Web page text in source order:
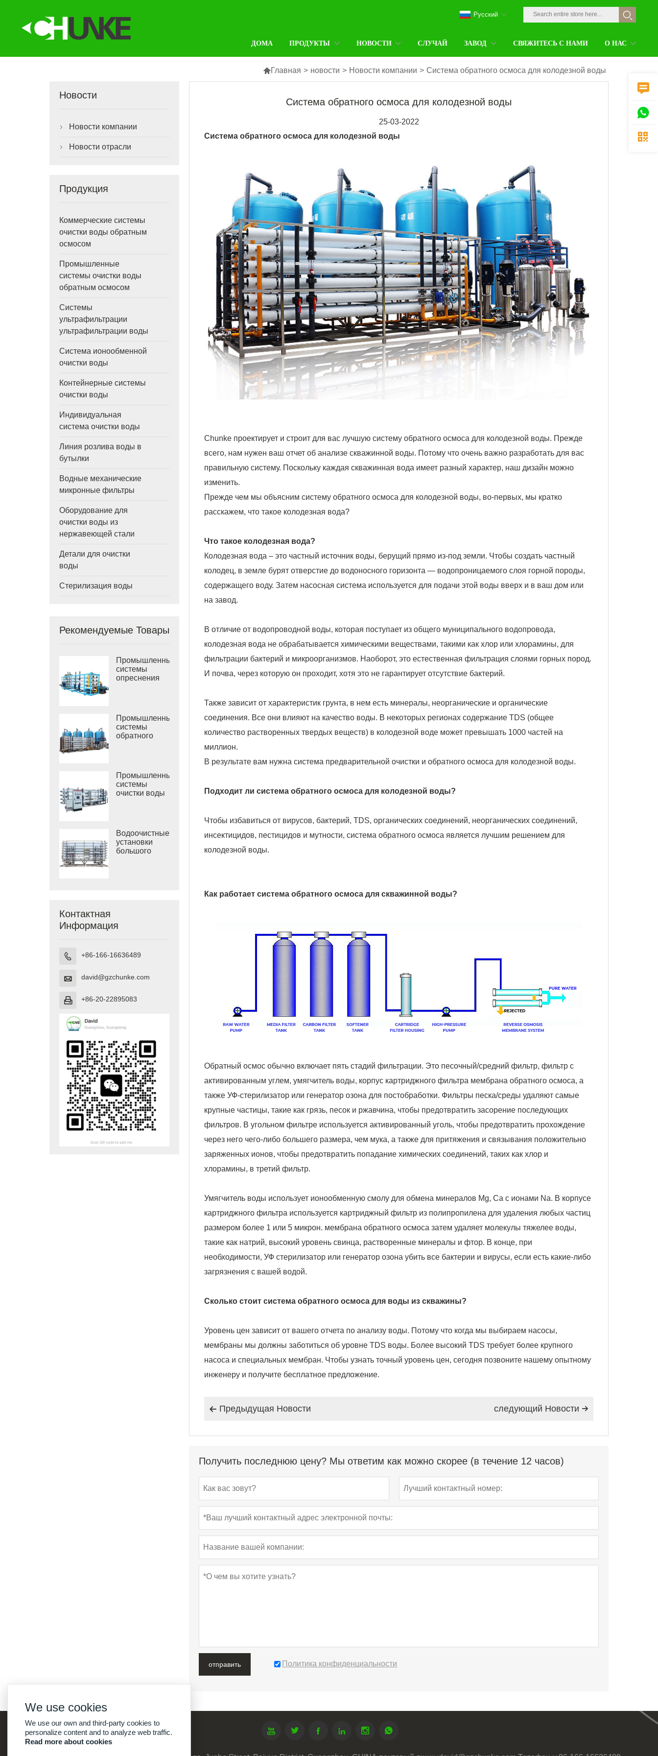
ДОМА ПРОДУКТЫ НОВОСТИ СЛУЧАЙ ЗАВОД СВЯЖИТЕСЬ С НАМИ О НАС
Pусский
Главная > новости > Новости компании > Система обратного осмоса для колодезной воды
Новости
 Новости компании
 Новости отрасли
Продукция
Коммерческие системы
очистки воды обратным
осмосом
Промышленные
системы очистки воды
обратным осмосом
Системы
ультрафильтрации
ультрафильтрации воды
Система ионообменной
очистки воды
Контейнерные системы
очистки воды
Индивидуальная
система очистки воды
Линия розлива воды в
бутылки
Водные механические
микронные фильтры
Оборудование для
очистки воды из
нержавеющей стали
Детали для очистки
воды
Стерилизация воды
Рекомендуемые Товары
Промышленные
системы
опреснения
Промышленные
системы
обратного
Промышленные
системы
очистки воды
Водоочистные
установки
большого
Контактная
Информация
 +86-166-16636489
 david@gzchunke.com
 +86-20-22895083
Система обратного осмоса для колодезной воды
25-03-2022
Система обратного осмоса для колодезной воды
Chunke проектирует и строит для вас лучшую систему обратного осмоса для колодезной воды. Прежде
всего, нам нужен ваш отчет об анализе скважинной воды. Потому что очень важно разработать для вас
правильную систему. Поскольку каждая скважинная вода имеет разный характер, наш дизайн можно
изменить.
Прежде чем мы объясним систему обратного осмоса для колодезной воды, во-первых, мы кратко
расскажем, что такое колодезная вода?
Что такое колодезная вода?
Колодезная вода – это частный источник воды, берущий прямо из-под земли. Чтобы создать частный
колодец, в земле бурят отверстие до водоносного горизонта — водопроницаемого слоя горной породы,
содержащего воду. Затем насосная система используется для подачи этой воды вверх и в ваш дом или
на завод.
В отличие от водопроводной воды, которая поступает из общего муниципального водопровода,
колодезная вода не обрабатывается химическими веществами, такими как хлор или хлорамины, для
фильтрации бактерий и микроорганизмов. Наоборот, это естественная фильтрация слоями горных пород.
И почва, через которую он проходит, хотя это не гарантирует отсутствие бактерий.
Также зависит от характеристик грунта, в нем есть минералы, неорганические и органические
соединения. Все они влияют на качество воды. В некоторых регионах содержание TDS (общее
количество растворенных твердых веществ) в колодезной воде может превышать 1000 частей на
миллион.
В результате вам нужна система предварительной очистки и обратного осмоса для колодезной воды.
Подходит ли система обратного осмоса для колодезной воды?
Чтобы избавиться от вирусов, бактерий, TDS, органических соединений, неорганических соединений,
инсектицидов, пестицидов и мутности, система обратного осмоса является лучшим решением для
колодезной воды.
Как работает система обратного осмоса для скважинной воды?
Обратный осмос обычно включает пять стадий фильтрации. Это песочный/средний фильтр, фильтр с
активированным углем, умягчитель воды, корпус картриджного фильтра мембрана обратного осмоса, а
также УФ-стерилизатор или генератор озона для постобработки. Фильтры песка/среды удаляют самые
крупные частицы, такие как грязь, песок и ржавчина, чтобы предотвратить засорение последующих
фильтров. В угольном фильтре используется активированный уголь, чтобы предотвратить прохождение
через него чего-либо большего размера, чем мука, а также для притяжения и связывания положительно
заряженных ионов, чтобы предотвратить попадание химических соединений, таких как хлор и
хлорамины, в третий фильтр.
Умягчитель воды использует ионообменную смолу для обмена минералов Mg, Ca с ионами Na. В корпусе
картриджного фильтра используется картриджный фильтр из полипропилена для удаления любых частиц
размером более 1 или 5 микрон. мембрана обратного осмоса затем удаляет молекулы тяжелее воды,
такие как натрий, высокий уровень свинца, растворенные минералы и фтор. В конце, при
необходимости,УФ стерилизатор или генератор озона убить все бактерии и вирусы, если есть какие-либо
загрязнения с вашей водой.
Сколько стоит система обратного осмоса для воды из скважины?
Уровень цен зависит от вашего отчета по анализу воды. Потому что когда мы выбираем насосы,
мембраны мы должны заботиться об уровне TDS воды. Более высокий TDS требует более крупного
насоса и специальных мембран. Чтобы узнать точный уровень цен, сегодня позвоните нашему опытному
инженеру и получите бесплатное предложение.
 Предыдущая Hовости 
следующий Hовости
Получить последнюю цену? Мы ответим как можно скорее (в течение 12 часов)
отправить Политика конфиденциальности
     



We use cookies
We use our own and third-party cookies to
personalize content and to analyze web traffic.
Read more about cookies